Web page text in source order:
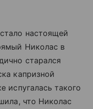
настоящей
Николас в
старался
капризной
испугалась такого
что Николас